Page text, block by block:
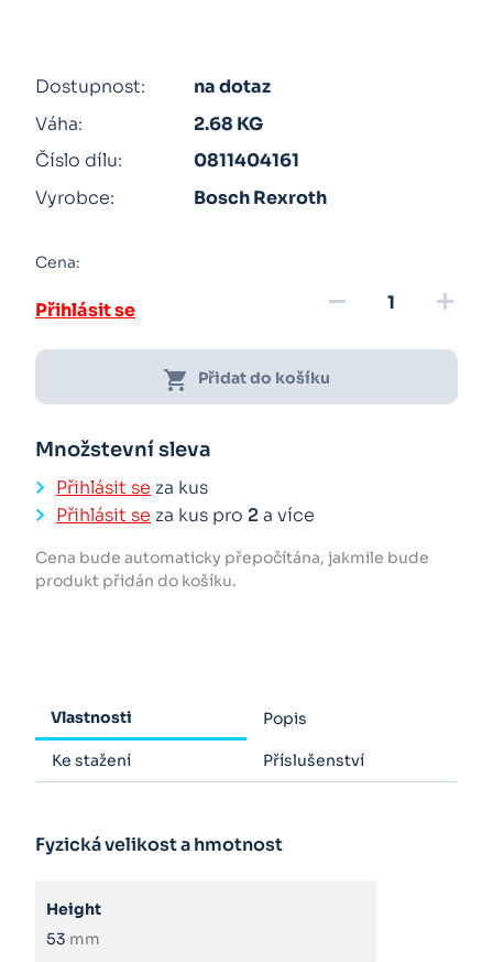
Dostupnost:
na dotaz
Váha:
2.68 KG
Číslo dílu:
0811404161
Vyrobce:
Bosch Rexroth
Cena:
Přihlásit se remove add
shopping_cart Přidat do košíku
Množstevní sleva
Přihlásit se za kus
Přihlásit se za kus pro 2a více
Cena bude automaticky přepočítána, jakmile bude
produkt přidán do košíku.
Vlastnosti Popis
Ke stažení Příslušenství
Fyzická velikost a hmotnost
Height
53 mm